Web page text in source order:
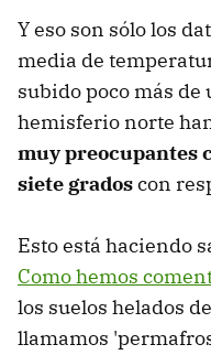
Y eso son sólo los
media de
subido poco más de
hemisferio norte
muy preocupantes
siete gradoscon
Esto está haciendo
Como hemos
los suelos helados
llamamos